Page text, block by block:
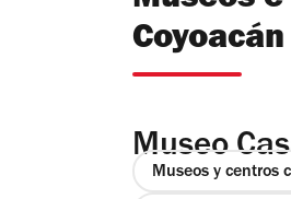
clima de
propuestas se
grupos, y
actividad de
Coyoacán
Museo
Museos y centros